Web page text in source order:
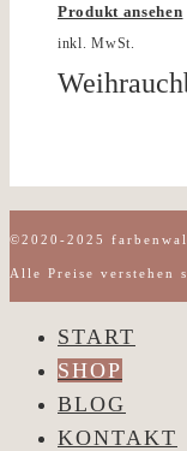
Produkt ansehen
inkl. MwSt.
©2020-2025
Alle Preise verstehen
START
SHOP
BLOG
KONTAKT